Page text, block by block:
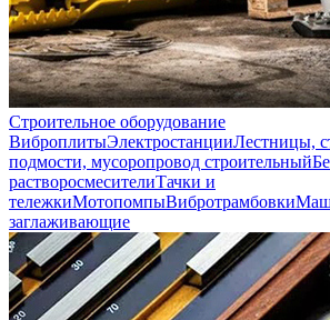
Строительное оборудование
ВиброплитыЭлектростанцииЛестницы,
подмости, мусоропровод строительный
растворосмесителиТачки и
тележкиМотопомпыВибротрамбовки
заглаживающие